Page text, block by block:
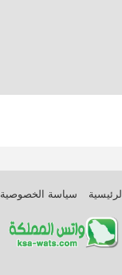
الرئيسية سياسة الخصوصية